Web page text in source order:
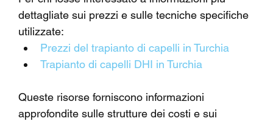
dettagliate sui prezzi e sulle tecniche specifiche
utilizzate:
Prezzi del trapianto di capelli in Turchia
Trapianto di capelli DHI in Turchia
Queste risorse forniscono informazioni
approfondite sulle strutture dei costi e sui